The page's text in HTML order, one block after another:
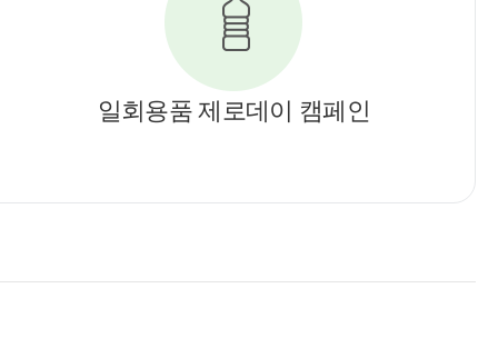
일회용품 제로데이 캠페인